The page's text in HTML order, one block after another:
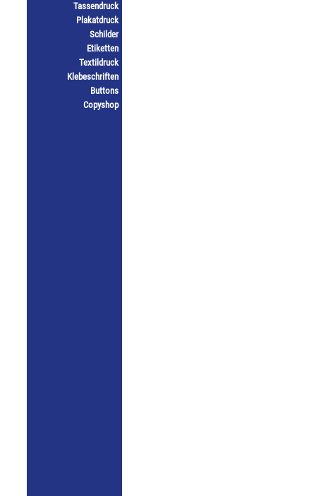
Tassendruck
Plakatdruck
Schilder
Etiketten
Textildruck
Klebeschriften
Buttons
Copyshop